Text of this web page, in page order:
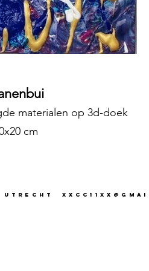
materialen op 3d-doek
cm